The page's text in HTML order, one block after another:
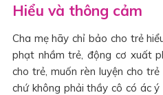
Hiểu và thông cảm
Cha mẹ hãy chỉ bảo cho trẻ
phạt nhầm trẻ, động cơ xuất
cho trẻ, muốn rèn luyện cho
chứ không phải thầy cô có ác